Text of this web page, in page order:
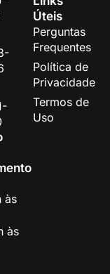
às
às
Úteis
Perguntas
Frequentes
Política de
Privacidade
Termos de
Uso